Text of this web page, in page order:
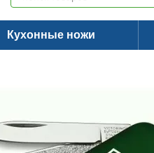
Кухонные ножи